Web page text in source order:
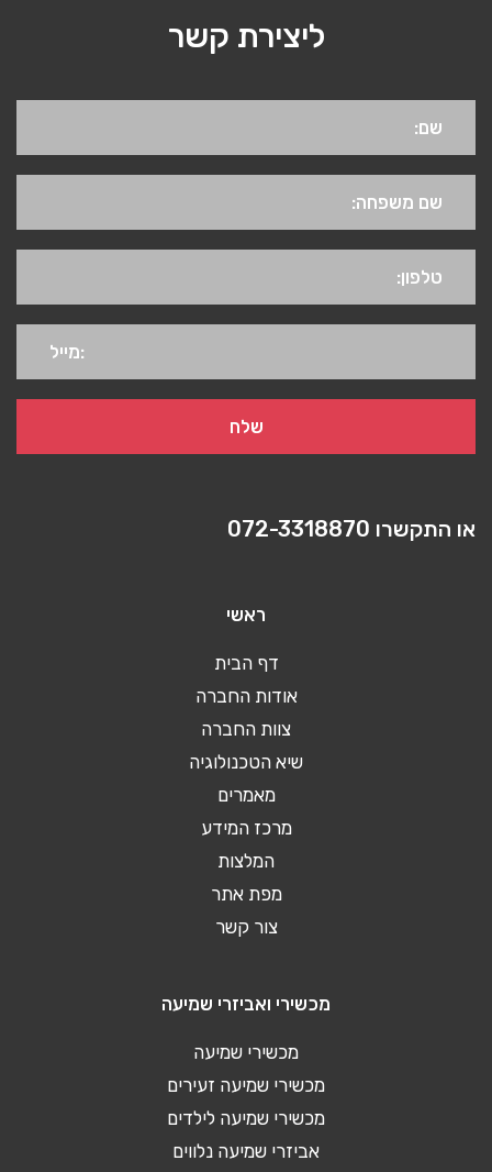
ליצירת קשר
או התקשרו 072-3318870
ראשי
דף הבית
אודות החברה
צוות החברה
שיא הטכנולוגיה
מאמרים
מרכז המידע
המלצות
מפת אתר
צור קשר
מכשירי ואביזרי שמיעה
מכשירי שמיעה
מכשירי שמיעה זעירים
מכשירי שמיעה לילדים
אביזרי שמיעה נלווים